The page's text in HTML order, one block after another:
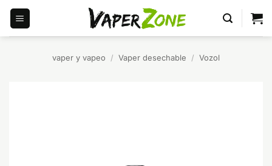
Saltar
contenido
vaper y vapeo / Vaper desechable / Vozol